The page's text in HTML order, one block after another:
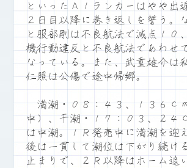
といったＡ１ランカーはやや出
２日目以降に巻き返しを誓う。
と服部剛は不良航法で減点１０
機行動違反と不良航法であわせ
なっている。また、武重雄介は
仁照は公傷で途中帰郷。
満潮・０８：４３、１３６ｃ
中）、干潮・１７：０３、２４
は中潮。１Ｒ発売中に満潮を迎
後は一貫して潮位は下がり続け
止まりで、２Ｒ以降はホーム追